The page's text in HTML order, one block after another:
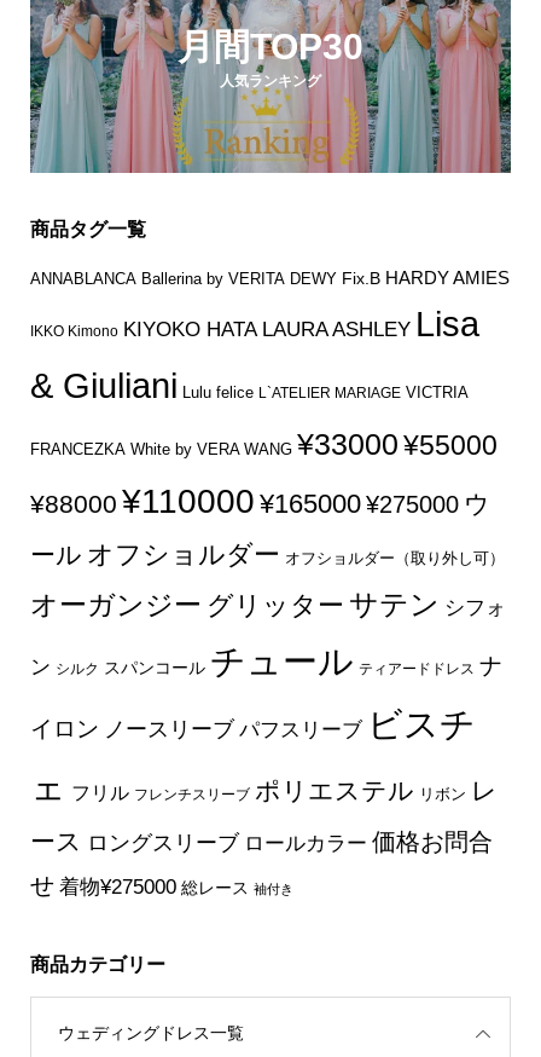
月間TOP30
人気ランキング
商品タグ一覧
ANNABLANCA Ballerina by VERITA DEWY Fix.B HARDY AMIES
IKKO Kimono KIYOKO HATA LAURA ASHLEY Lisa
& Giuliani Lulu felice L`ATELIER MARIAGE VICTRIA
FRANCEZKA White by VERA WANG ¥33000¥55000
¥88000 ¥110000 ¥165000¥275000 ウ
ール オフショルダー オフショルダー（取り外し可）
オーガンジー グリッター サテン シフォ
ン シルク スパンコール チュール ティアードドレス ナ
イロン ノースリーブ パフスリーブ ビスチ
ェ フリル フレンチスリーブ ポリエステル リボン レ
ース ロングスリーブ ロールカラー 価格お問合
せ 着物¥275000 総レース 袖付き
商品カテゴリー
ウェディングドレス一覧